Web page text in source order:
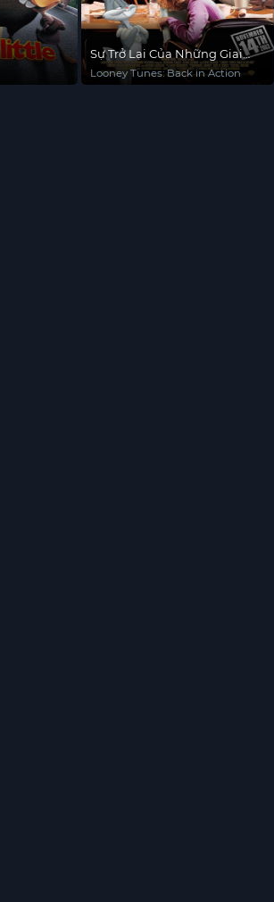
Sự Trở Lại Của Những Giai
Điệu Vui Vẻ
Looney Tunes: Back in Action